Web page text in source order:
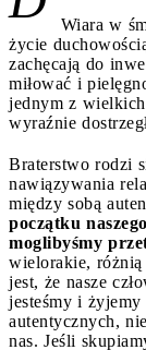
Wiara w
życie
zachęcają do
miłować i
jednym z
wyraźnie
Braterstwo rodzi
nawiązywania
między sobą
początku
moglibyśmy
wielorakie,
jest, że nasze
jesteśmy i żyjemy
autentycznych,
nas. Jeśli